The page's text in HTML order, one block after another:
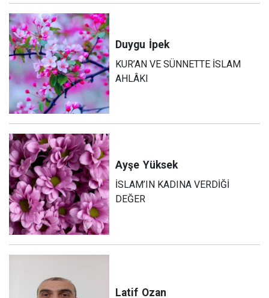
Duygu İpek
KUR’AN VE SÜNNETTE İSLAM
AHLÂKI
Ayşe Yüksek
İSLAM’IN KADINA VERDİĞİ
DEĞER
Latif Ozan